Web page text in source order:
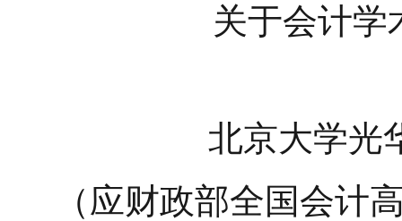
关于会计学
北京大学光
（应财政部全国会计